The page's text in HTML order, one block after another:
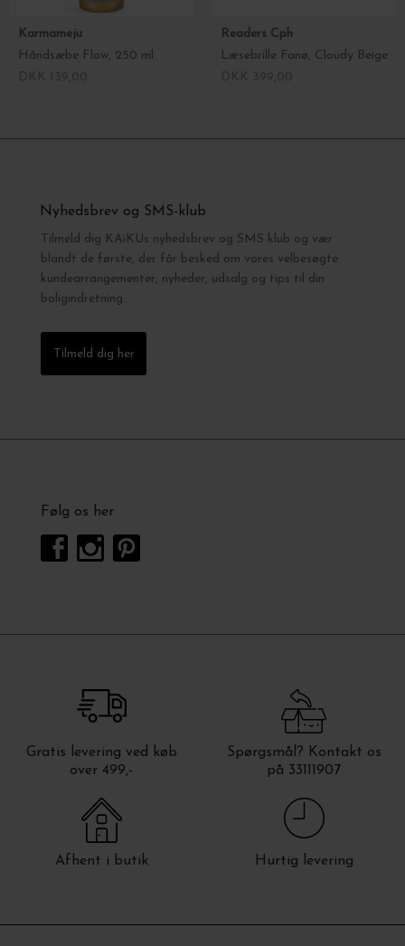
Karmameju
Håndsæbe Flow, 250 ml.
Readers Cph
Læsebrille Fanø, Cloudy Beige
Nyhedsbrev og SMS-klub
Tilmeld dig KAiKUs nyhedsbrev og SMS klub og vær
blandt de første, der får besked om vores velbesøgte
kundearrangementer, nyheder, udsalg og tips til din
boligindretning.
Tilmeld dig her
Følg os her
Gratis levering ved køb
over 499,-
Spørgsmål? Kontakt os
på 33111907
Afhent i butik Hurtig levering